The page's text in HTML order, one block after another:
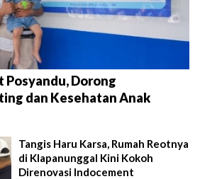
Posyandu, Dorong
dan Kesehatan Anak
Tangis Haru Karsa, Rumah Reotnya
di Klapanunggal Kini Kokoh
Direnovasi Indocement